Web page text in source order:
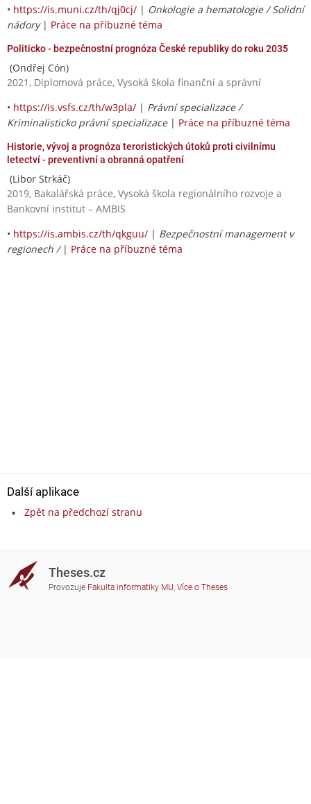
• https://is.muni.cz/th/qj0cj/ | Onkologie a hematologie / Solidní
nádory| Práce na příbuzné téma
Politicko - bezpečnostní prognóza České republiky do roku 2035
(Ondřej Cón)
2021, Diplomová práce, Vysoká škola finanční a správní
• https://is.vsfs.cz/th/w3pla/ | Právní specializace /
Kriminalisticko právní specializace| Práce na příbuzné téma
Historie, vývoj a prognóza teroristických útoků proti civilnímu
letectví - preventivní a obranná opatření
(Libor Strkáč)
2019, Bakalářská práce, Vysoká škola regionálního rozvoje a
Bankovní institut – AMBIS
• https://is.ambis.cz/th/qkguu/ | Bezpečnostní management v
regionech / | Práce na příbuzné téma
Další aplikace
Zpět na předchozí stranu
Theses.cz
Provozuje Fakulta informatiky MU, Více o Theses